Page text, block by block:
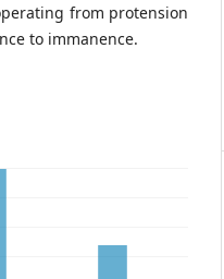
from protension
to immanence.